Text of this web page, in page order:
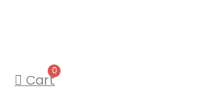
Cart